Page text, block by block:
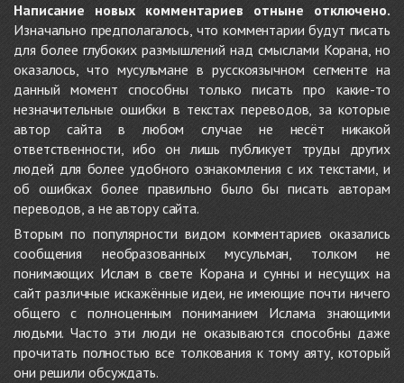
Написание новых комментариев отныне отключено.
Изначально предполагалось, что комментарии будут писать
для более глубоких размышлений над смыслами Корана, но
оказалось, что мусульмане в русскоязычном сегменте на
данный момент способны только писать про какие-то
незначительные ошибки в текстах переводов, за которые
автор сайта в любом случае не несёт никакой
ответственности, ибо он лишь публикует труды других
людей для более удобного ознакомления с их текстами, и
об ошибках более правильно было бы писать авторам
переводов, а не автору сайта.
Вторым по популярности видом комментариев оказались
сообщения необразованных мусульман, толком не
понимающих Ислам в свете Корана и сунны и несущих на
сайт различные искажённые идеи, не имеющие почти ничего
общего с полноценным пониманием Ислама знающими
людьми. Часто эти люди не оказываются способны даже
прочитать полностью все толкования к тому аяту, который
они решили обсуждать.